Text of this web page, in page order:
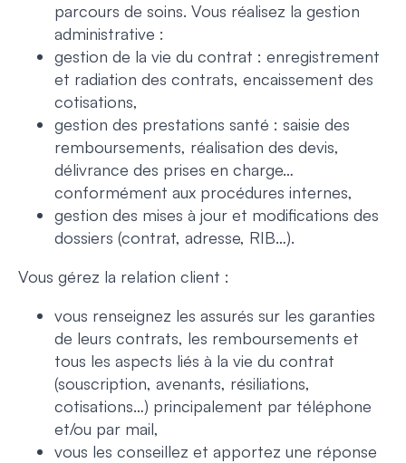
parcours de soins. Vous réalisez la gestion
administrative :
gestion de la vie du contrat : enregistrement
et radiation des contrats, encaissement des
cotisations,
gestion des prestations santé : saisie des
remboursements, réalisation des devis,
délivrance des prises en charge…
conformément aux procédures internes,
gestion des mises à jour et modifications des
dossiers (contrat, adresse, RIB…).
Vous gérez la relation client :
vous renseignez les assurés sur les garanties
de leurs contrats, les remboursements et
tous les aspects liés à la vie du contrat
(souscription, avenants, résiliations,
cotisations…) principalement par téléphone
et/ou par mail,
vous les conseillez et apportez une réponse